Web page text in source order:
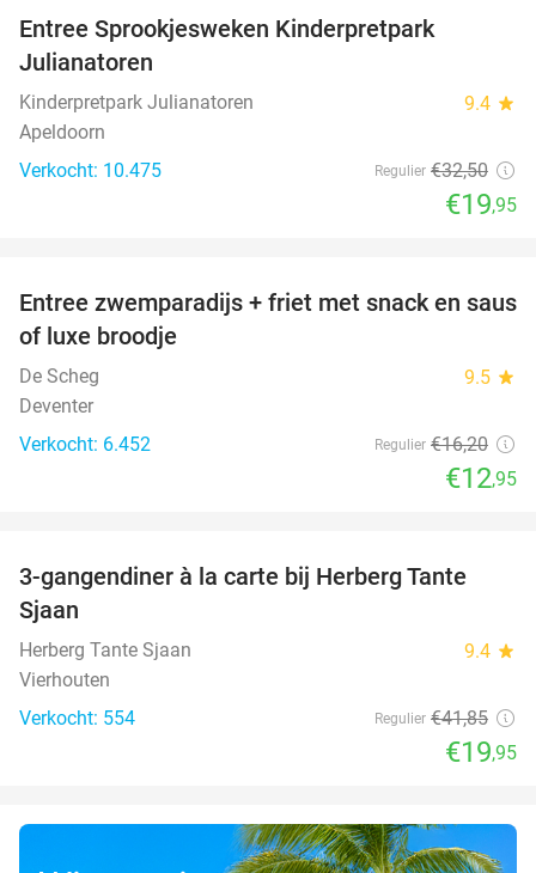
Entree Sprookjesweken Kinderpretpark
Julianatoren
Kinderpretpark Julianatoren 9.4 star
Apeldoorn
Verkocht: 10.475
Regulier €32,50
€19,95
20%
Entree zwemparadijs + friet met snack en saus
of luxe broodje
De Scheg 9.5 star
Deventer
Verkocht: 6.452
Regulier €16,20
€12,95
52%
3-gangendiner à la carte bij Herberg Tante
Sjaan
Herberg Tante Sjaan 9.4 star
Vierhouten
Verkocht: 554
Regulier €41,85
€19,95